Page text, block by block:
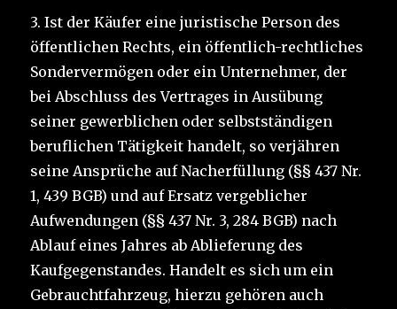
3. Ist der Käufer eine juristische Person des
öffentlichen Rechts, ein öffentlich-rechtliches
Sondervermögen oder ein Unternehmer, der
bei Abschluss des Vertrages in Ausübung
seiner gewerblichen oder selbstständigen
beruflichen Tätigkeit handelt, so verjähren
seine Ansprüche auf Nacherfüllung (§§ 437 Nr.
1, 439 BGB) und auf Ersatz vergeblicher
Aufwendungen (§§ 437 Nr. 3, 284 BGB) nach
Ablauf eines Jahres ab Ablieferung des
Kaufgegenstandes. Handelt es sich um ein
Gebrauchtfahrzeug, hierzu gehören auch